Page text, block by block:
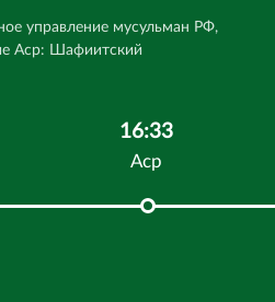
управление мусульман РФ,
Аср: Шафиитский
16:33
Аср